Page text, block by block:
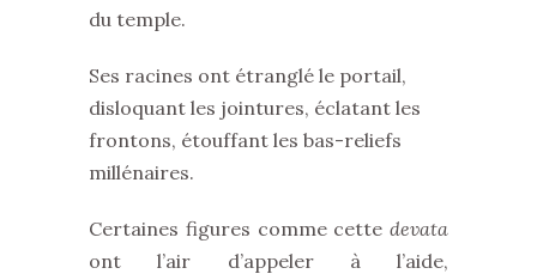
du temple.
Ses racines ont étranglé le portail,
disloquant les jointures, éclatant les
frontons, étouffant les bas-reliefs
millénaires.
Certaines figures comme cette devata
ont l’air d’appeler à l’aide,